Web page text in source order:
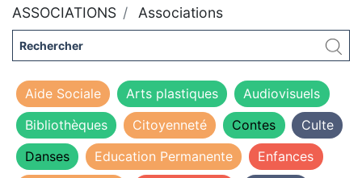
ASSOCIATIONS Associations
Aide Sociale Arts plastiques
Audiovisuels
Bibliothèques
Citoyenneté Contes
Culte
Danses
Education Permanente
Enfances